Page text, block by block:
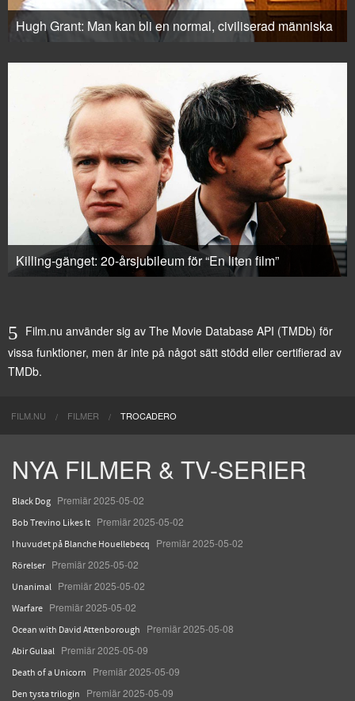
Hugh Grant: Man kan bli en normal, civiliserad människa
Killing-gänget: 20-årsjubileum för “En liten film”
Film.nu använder sig av The Movie Database API (TMDb) för
vissa funktioner, men är inte på något sätt stödd eller certifierad av
TMDb.
FILM.NU FILMER TROCADERO
NYA FILMER & TV-SERIER
Black Dog Premiär 2025-05-02
Bob Trevino Likes It Premiär 2025-05-02
I huvudet på Blanche Houellebecq Premiär 2025-05-02
Rörelser Premiär 2025-05-02
Unanimal Premiär 2025-05-02
Warfare Premiär 2025-05-02
Ocean with David Attenborough Premiär 2025-05-08
Abir Gulaal Premiär 2025-05-09
Death of a Unicorn Premiär 2025-05-09
Den tysta trilogin Premiär 2025-05-09